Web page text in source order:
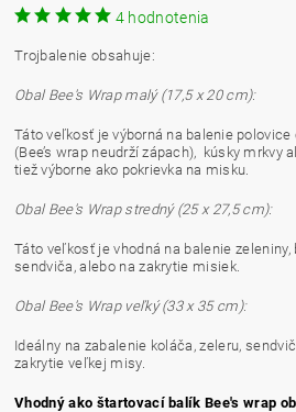
4 hodnotenia
Trojbalenie obsahuje:
Obal Bee's Wrap malý (17,5 x 20 cm):
Táto veľkosť je výborná na balenie polovice
(Bee’s wrap neudrží zápach), kúsky mrkvy
tiež výborne ako pokrievka na misku.
Obal Bee's Wrap stredný (25 x 27,5 cm):
Táto veľkosť je vhodná na balenie zeleniny,
sendviča, alebo na zakrytie misiek.
Obal Bee's Wrap veľký (33 x 35 cm):
Ideálny na zabalenie koláča, zeleru,
zakrytie veľkej misy.
Vhodný ako štartovací balík Bee's wrap